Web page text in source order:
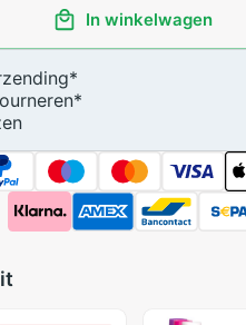
In winkelwagen
*
*